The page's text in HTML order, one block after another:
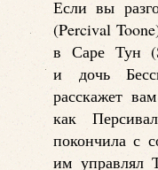
Если вы
(Percival
в Саре Тун
и дочь
расскажет
как
покончила с
им управлял